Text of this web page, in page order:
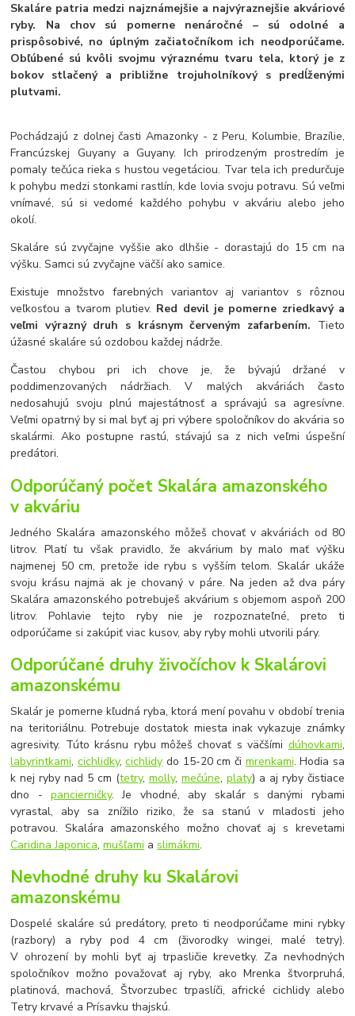
Skaláre patria medzi najznámejšie a najvýraznejšie akváriové
ryby. Na chov sú pomerne nenáročné – sú odolné a
prispôsobivé, no úplným začiatočníkom ich neodporúčame.
Obľúbené sú kvôli svojmu výraznému tvaru tela, ktorý je z
bokov stlačený a približne trojuholníkový s predĺženými
plutvami.
Pochádzajú z dolnej časti Amazonky - z Peru, Kolumbie, Brazílie,
Francúzskej Guyany a Guyany. Ich prirodzeným prostredím je
pomaly tečúca rieka s hustou vegetáciou. Tvar tela ich predurčuje
k pohybu medzi stonkami rastlín, kde lovia svoju potravu. Sú veľmi
vnímavé, sú si vedomé každého pohybu v akváriu alebo jeho
okolí.
Skaláre sú zvyčajne vyššie ako dlhšie - dorastajú do 15 cm na
výšku. Samci sú zvyčajne väčší ako samice.
Existuje množstvo farebných variantov aj variantov s rôznou
veľkosťou a tvarom plutiev. Red devil je pomerne zriedkavý a
veľmi výrazný druh s krásnym červeným zafarbením. Tieto
úžasné skaláre sú ozdobou každej nádrže.
Častou chybou pri ich chove je, že bývajú držané v
poddimenzovaných nádržiach. V malých akváriách často
nedosahujú svoju plnú majestátnosť a správajú sa agresívne.
Veľmi opatrný by si mal byť aj pri výbere spoločníkov do akvária so
skalármi. Ako postupne rastú, stávajú sa z nich veľmi úspešní
predátori.
Odporúčaný počet Skalára amazonského
v akváriu
Jedného Skalára amazonského môžeš chovať v akváriách od 80
litrov. Platí tu však pravidlo, že akvárium by malo mať výšku
najmenej 50 cm, pretože ide rybu s vyšším telom. Skalár ukáže
svoju krásu najmä ak je chovaný v páre. Na jeden až dva páry
Skalára amazonského potrebuješ akvárium s objemom aspoň 200
litrov. Pohlavie tejto ryby nie je rozpoznateľné, preto ti
odporúčame si zakúpiť viac kusov, aby ryby mohli utvorili páry.
Odporúčané druhy živočíchov k Skalárovi
amazonskému
Skalár je pomerne kľudná ryba, ktorá mení povahu v období trenia
na teritoriálnu. Potrebuje dostatok miesta inak vykazuje známky
agresivity. Túto krásnu rybu môžeš chovať s väčšími dúhovkami,
labyrintkami, cichlidky,cichlidy do 15-20 cm či mrenkami. Hodia sa
k nej ryby nad 5 cm (tetry, molly, mečúne, platy) a aj ryby čistiace
dno - pancierničky. Je vhodné, aby skalár s danými rybami
vyrastal, aby sa znížilo riziko, že sa stanú v mladosti jeho
potravou. Skalára amazonského možno chovať aj s krevetami
Caridina Japonica,mušľami aslimákmi.
Nevhodné druhy ku Skalárovi
amazonskému
Dospelé skaláre sú predátory, preto ti neodporúčame mini rybky
(razbory) a ryby pod 4 cm (živorodky wingei, malé tetry).
V ohrození by mohli byť aj trpasličie krevetky. Za nevhodných
spoločníkov možno považovať aj ryby, ako Mrenka štvorpruhá,
platinová, machová, Štvorzubec trpaslíči, africké cichlidy alebo
Tetry krvavé a Prísavku thajskú.